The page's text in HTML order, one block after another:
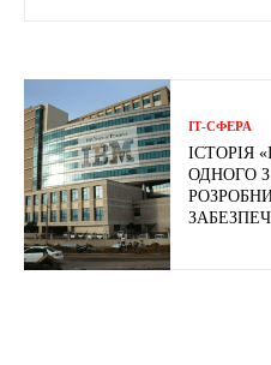
ІТ-СФЕРА
ІСТОРІЯ
ОДНОГО